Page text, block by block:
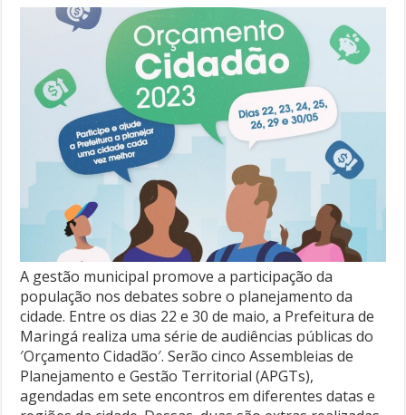
A gestão municipal promove a participação da
população nos debates sobre o planejamento da
cidade. Entre os dias 22 e 30 de maio, a Prefeitura de
Maringá realiza uma série de audiências públicas do
′Orçamento Cidadão′. Serão cinco Assembleias de
Planejamento e Gestão Territorial (APGTs),
agendadas em sete encontros em diferentes datas e